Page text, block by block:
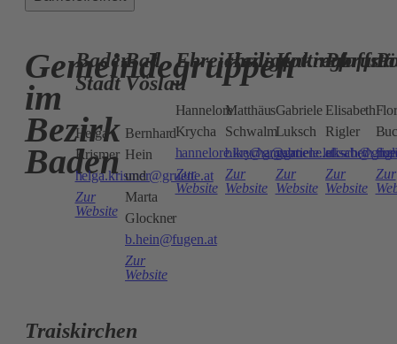
Gemeindegruppen
im
Bezirk
Baden
Baden
Stadt
Helga
Krismer
helga.krismer@gruene.at
Zur
Website
Bad
Vöslau
Bernhard
Hein
und
Marta
Glockner
b.hein@fugen.at
Zur
Website
Ebreichsdorf
Hannelore
Krycha
hannelore.krycha@gruene.at
Zur
Website
Heiligenkreuz
Matthäus
Schwalm
bike@gmx.at
Zur
Website
Kottingbrunn
Gabriele
Luksch​
Zur
Website
Elisabeth
Rigler
Zur
Website
Zur
Traiskirchen